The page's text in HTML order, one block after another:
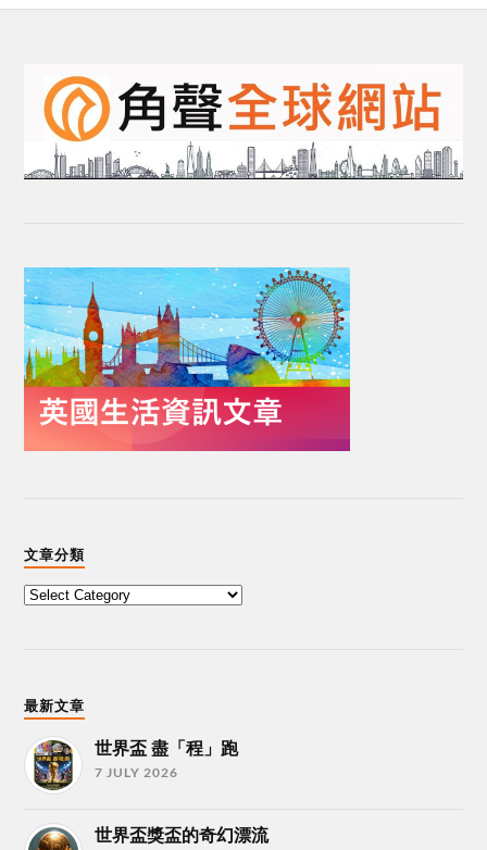
文章分類
最新文章
世界盃 盡「程」跑
7 JULY 2026
世界盃獎盃的奇幻漂流